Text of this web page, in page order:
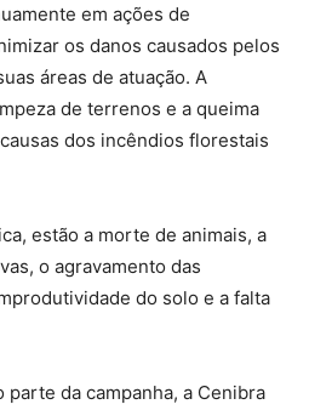
em ações de
os danos causados pelos
áreas de atuação. A
de terrenos e a queima
dos incêndios florestais
estão a morte de animais, a
o agravamento das
do solo e a falta
parte da campanha, a Cenibra